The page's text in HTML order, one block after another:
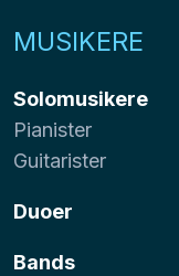
MUSIKERE
Solomusikere
Pianister
Guitarister
Duoer
Bands